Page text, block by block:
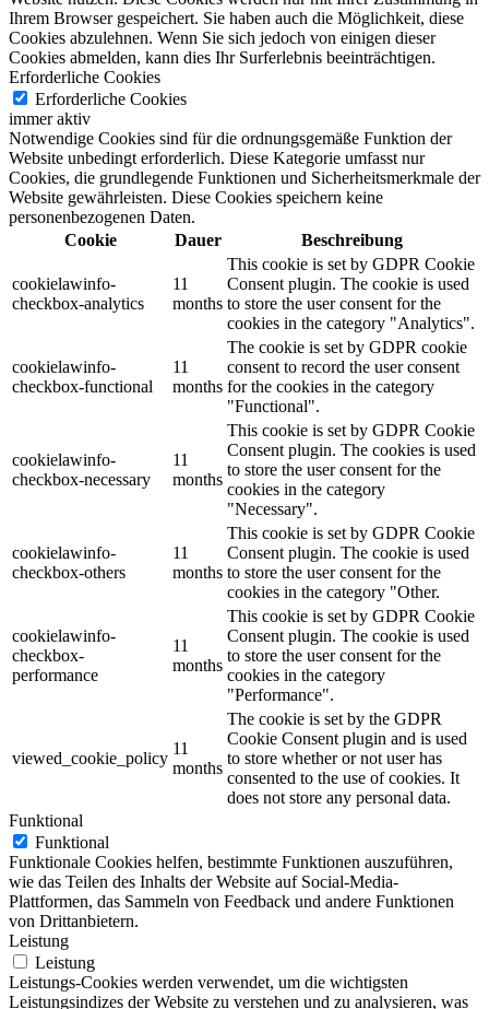
Ihrem Browser gespeichert. Sie haben auch die Möglichkeit, diese
Cookies abzulehnen. Wenn Sie sich jedoch von einigen dieser
Cookies abmelden, kann dies Ihr Surferlebnis beeinträchtigen.
Erforderliche Cookies
Erforderliche Cookies
immer aktiv
Notwendige Cookies sind für die ordnungsgemäße Funktion der
Website unbedingt erforderlich. Diese Kategorie umfasst nur
Cookies, die grundlegende Funktionen und Sicherheitsmerkmale der
Website gewährleisten. Diese Cookies speichern keine
personenbezogenen Daten.
Cookie
Dauer Beschreibung
cookielawinfo-
checkbox-analytics
11
months
This cookie is set by GDPR Cookie
Consent plugin. The cookie is used
to store the user consent for the
cookies in the category "Analytics".
cookielawinfo-
checkbox-functional
11
months
The cookie is set by GDPR cookie
consent to record the user consent
for the cookies in the category
"Functional".
cookielawinfo-
checkbox-necessary
11
months
This cookie is set by GDPR Cookie
Consent plugin. The cookies is used
to store the user consent for the
cookies in the category
"Necessary".
cookielawinfo-
checkbox-others
11
months
This cookie is set by GDPR Cookie
Consent plugin. The cookie is used
to store the user consent for the
cookies in the category "Other.
cookielawinfo-
checkbox-
performance
11
months
This cookie is set by GDPR Cookie
Consent plugin. The cookie is used
to store the user consent for the
cookies in the category
"Performance".
viewed_cookie_policy
11
months
The cookie is set by the GDPR
Cookie Consent plugin and is used
to store whether or not user has
consented to the use of cookies. It
does not store any personal data.
Funktional
Funktional
Funktionale Cookies helfen, bestimmte Funktionen auszuführen,
wie das Teilen des Inhalts der Website auf Social-Media-
Plattformen, das Sammeln von Feedback und andere Funktionen
von Drittanbietern.
Leistung
Leistung
Leistungs-Cookies werden verwendet, um die wichtigsten
Leistungsindizes der Website zu verstehen und zu analysieren, was